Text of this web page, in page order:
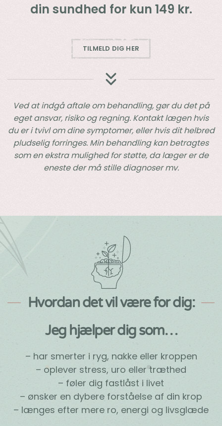
din sundhed for kun 149 kr.
TILMELD DIG HER
Ved at indgå aftale om behandling, gør du det på
eget ansvar, risiko og regning. Kontakt lægen hvis
du er i tvivl om dine symptomer, eller hvis dit helbred
pludselig forringes. Min behandling kan betragtes
som en ekstra mulighed for støtte, da læger er de
eneste der må stille diagnoser mv.
Hvordan det vil være for dig:
Jeg hjælper dig som…
– har smerter i ryg, nakke eller kroppen
– oplever stress, uro eller træthed
– føler dig fastlåst i livet
– ønsker en dybere forståelse af din krop
– længes efter mere ro, energi og livsglæde